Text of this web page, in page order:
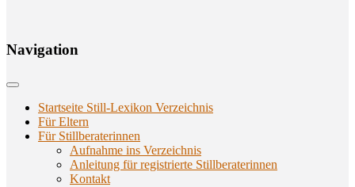
Navi­ga­ti­on
Startseite Still-Lexikon Verzeichnis
Für Eltern
Für Stillberaterinnen
Aufnahme ins Verzeichnis
Anlei­tung für regis­trier­te Stillberaterinnen
Kon­takt